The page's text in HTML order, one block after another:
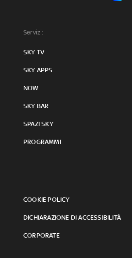
Servizi:
SKY TV
SKY APPS
NOW
SKY BAR
SPAZI SKY
PROGRAMMI
COOKIE POLICY
DICHIARAZIONE DI ACCESSIBILITÀ
CORPORATE